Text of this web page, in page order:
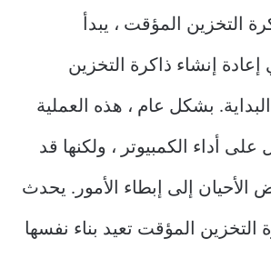
التخزين المؤقت ، يبدأ
إعادة إنشاء ذاكرة التخزين
بشكل عام ، هذه العملية
على أداء الكمبيوتر ، ولكنها قد
إلى إبطاء الأمور. يحدث
التخزين المؤقت تعيد بناء نفسها